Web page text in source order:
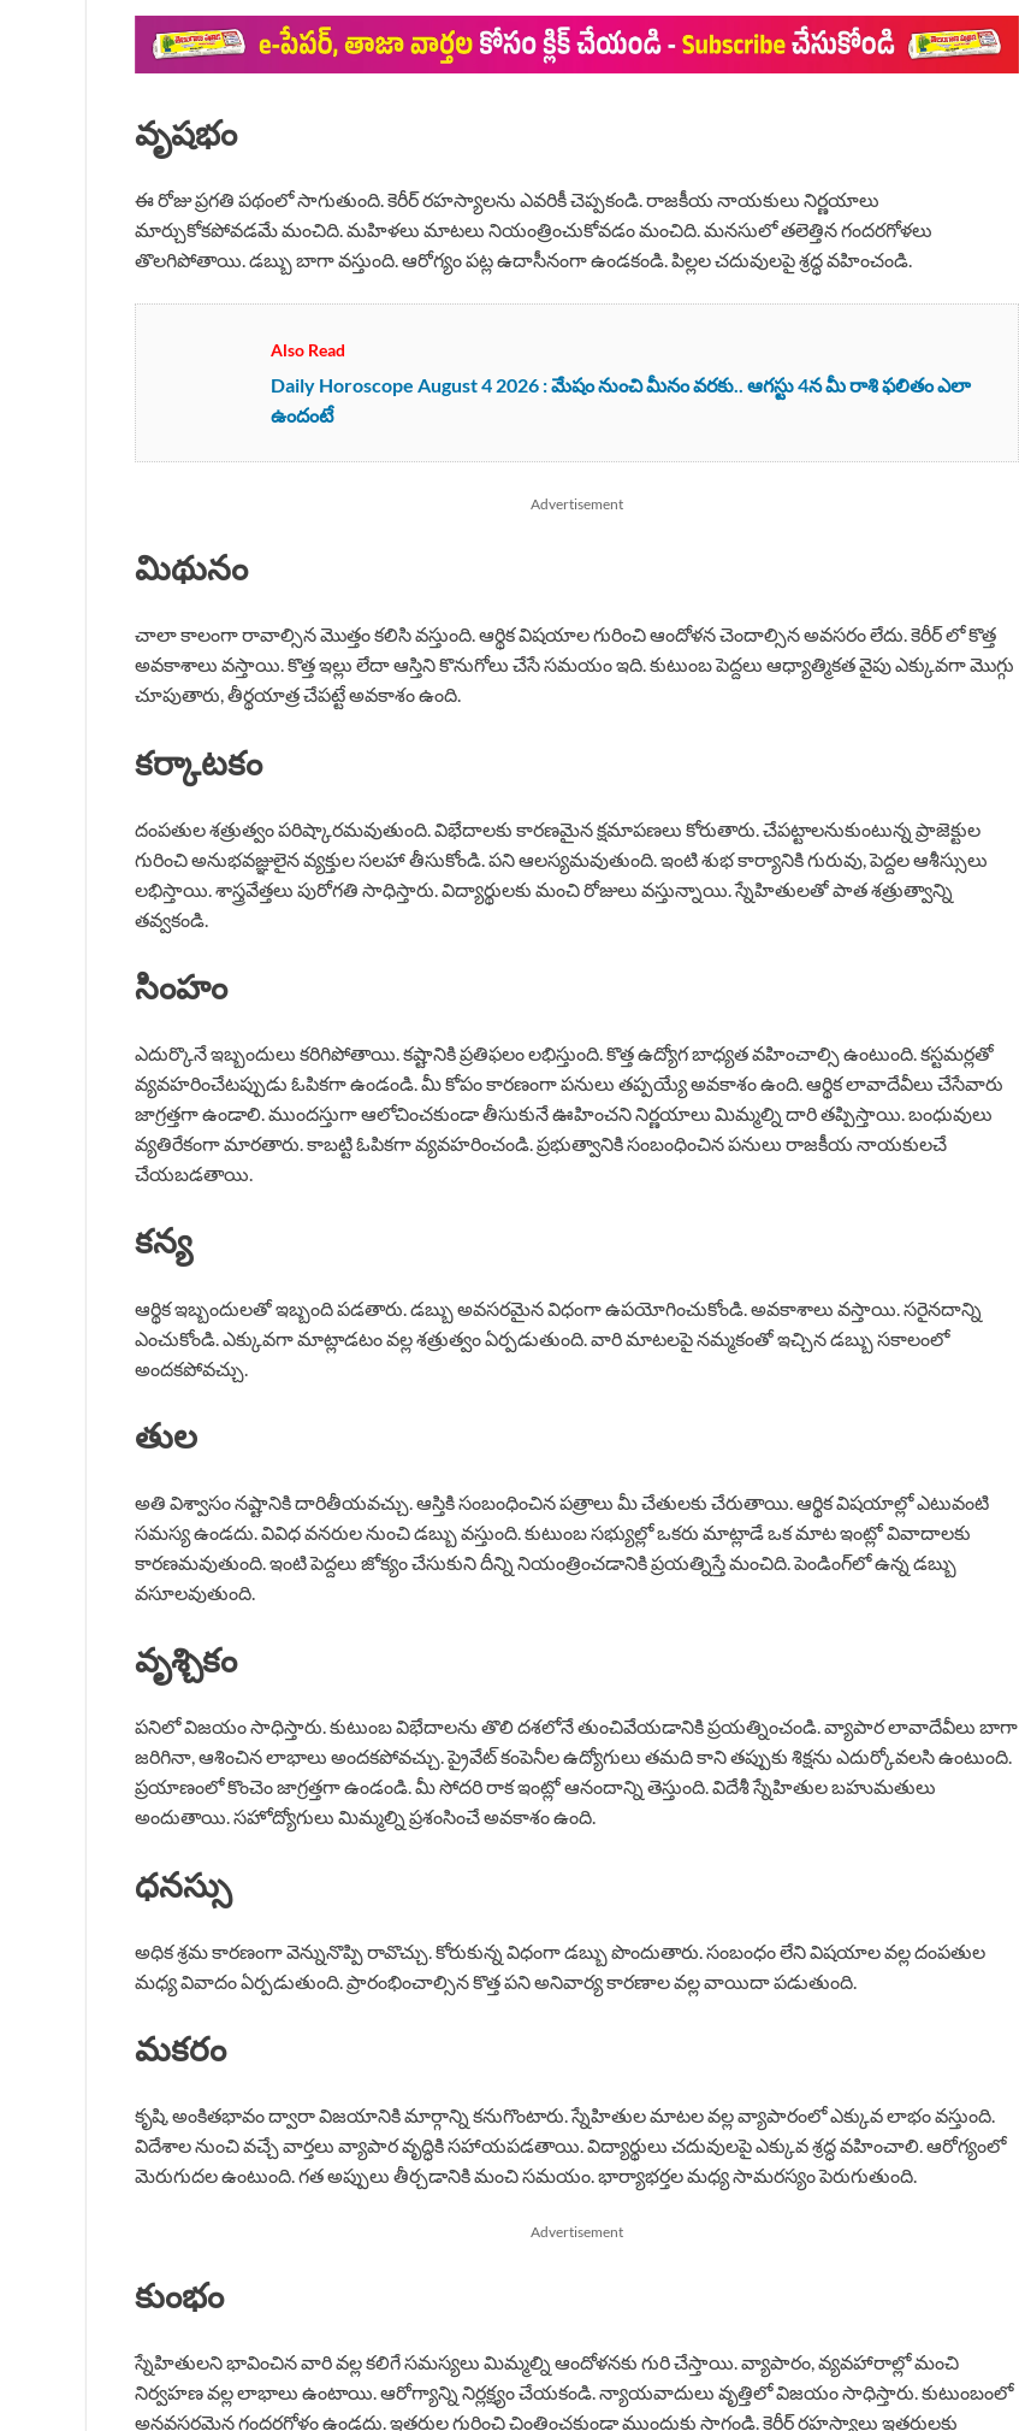
వృషభం
ఈ రోజు ప్రగతి పథంలో సాగుతుంది. కెరీర్ రహస్యాలను ఎవరికీ చెప్పకండి. రాజకీయ నాయకులు నిర్ణయాలు
మార్చుకోకపోవడమే మంచిది. మహిళలు మాటలు నియంత్రించుకోవడం మంచిది. మనసులో తలెత్తిన గందరగోళలు
తొలగిపోతాయి. డబ్బు బాగా వస్తుంది. ఆరోగ్యం పట్ల ఉదాసీనంగా ఉండకండి. పిల్లల చదువులపై శ్రద్ధ వహించండి.
Also Read
Daily Horoscope August 4 2026 : మేషం నుంచి మీనం వరకు.. ఆగస్టు 4న మీ రాశి ఫలితం ఎలా
ఉందంటే
Advertisement
మిథునం
చాలా కాలంగా రావాల్సిన మొత్తం కలిసి వస్తుంది. ఆర్థిక విషయాల గురించి ఆందోళన చెందాల్సిన అవసరం లేదు. కెరీర్ లో కొత్త
అవకాశాలు వస్తాయి. కొత్త ఇల్లు లేదా ఆస్తిని కొనుగోలు చేసే సమయం ఇది. కుటుంబ పెద్దలు ఆధ్యాత్మికత వైపు ఎక్కువగా మొగ్గు
చూపుతారు, తీర్థయాత్ర చేపట్టే అవకాశం ఉంది.
కర్కాటకం
దంపతుల శత్రుత్వం పరిష్కారమవుతుంది. విభేదాలకు కారణమైన క్షమాపణలు కోరుతారు. చేపట్టాలనుకుంటున్న ప్రాజెక్టుల
గురించి అనుభవజ్ఞులైన వ్యక్తుల సలహా తీసుకోండి. పని ఆలస్యమవుతుంది. ఇంటి శుభ కార్యానికి గురువు, పెద్దల ఆశీస్సులు
లభిస్తాయి. శాస్త్రవేత్తలు పురోగతి సాధిస్తారు. విద్యార్థులకు మంచి రోజులు వస్తున్నాయి. స్నేహితులతో పాత శత్రుత్వాన్ని
తవ్వకండి.
సింహం
ఎదుర్కొనే ఇబ్బందులు కరిగిపోతాయి. కష్టానికి ప్రతిఫలం లభిస్తుంది. కొత్త ఉద్యోగ బాధ్యత వహించాల్సి ఉంటుంది. కస్టమర్లతో
వ్యవహరించేటప్పుడు ఓపికగా ఉండండి. మీ కోపం కారణంగా పనులు తప్పయ్యే అవకాశం ఉంది. ఆర్థిక లావాదేవీలు చేసేవారు
జాగ్రత్తగా ఉండాలి. ముందస్తుగా ఆలోచించకుండా తీసుకునే ఊహించని నిర్ణయాలు మిమ్మల్ని దారి తప్పిస్తాయి. బంధువులు
వ్యతిరేకంగా మారతారు. కాబట్టి ఓపికగా వ్యవహరించండి. ప్రభుత్వానికి సంబంధించిన పనులు రాజకీయ నాయకులచే
చేయబడతాయి.
కన్య
ఆర్థిక ఇబ్బందులతో ఇబ్బంది పడతారు. డబ్బు అవసరమైన విధంగా ఉపయోగించుకోండి. అవకాశాలు వస్తాయి. సరైనదాన్ని
ఎంచుకోండి. ఎక్కువగా మాట్లాడటం వల్ల శత్రుత్వం ఏర్పడుతుంది. వారి మాటలపై నమ్మకంతో ఇచ్చిన డబ్బు సకాలంలో
అందకపోవచ్చు.
తుల
అతి విశ్వాసం నష్టానికి దారితీయవచ్చు. ఆస్తికి సంబంధించిన పత్రాలు మీ చేతులకు చేరుతాయి. ఆర్థిక విషయాల్లో ఎటువంటి
సమస్య ఉండదు. వివిధ వనరుల నుంచి డబ్బు వస్తుంది. కుటుంబ సభ్యుల్లో ఒకరు మాట్లాడే ఒక మాట ఇంట్లో వివాదాలకు
కారణమవుతుంది. ఇంటి పెద్దలు జోక్యం చేసుకుని దీన్ని నియంత్రించడానికి ప్రయత్నిస్తే మంచిది. పెండింగ్‌లో ఉన్న డబ్బు
వసూలవుతుంది.
వృశ్చికం
పనిలో విజయం సాధిస్తారు. కుటుంబ విభేదాలను తొలి దశలోనే తుంచివేయడానికి ప్రయత్నించండి. వ్యాపార లావాదేవీలు బాగా
జరిగినా, ఆశించిన లాభాలు అందకపోవచ్చు. ప్రైవేట్ కంపెనీల ఉద్యోగులు తమది కాని తప్పుకు శిక్షను ఎదుర్కోవలసి ఉంటుంది.
ప్రయాణంలో కొంచెం జాగ్రత్తగా ఉండండి. మీ సోదరి రాక ఇంట్లో ఆనందాన్ని తెస్తుంది. విదేశీ స్నేహితుల బహుమతులు
అందుతాయి. సహోద్యోగులు మిమ్మల్ని ప్రశంసించే అవకాశం ఉంది.
ధనస్సు
అధిక శ్రమ కారణంగా వెన్నునొప్పి రావొచ్చు. కోరుకున్న విధంగా డబ్బు పొందుతారు. సంబంధం లేని విషయాల వల్ల దంపతుల
మధ్య వివాదం ఏర్పడుతుంది. ప్రారంభించాల్సిన కొత్త పని అనివార్య కారణాల వల్ల వాయిదా పడుతుంది.
మకరం
కృషి, అంకితభావం ద్వారా విజయానికి మార్గాన్ని కనుగొంటారు. స్నేహితుల మాటల వల్ల వ్యాపారంలో ఎక్కువ లాభం వస్తుంది.
విదేశాల నుంచి వచ్చే వార్తలు వ్యాపార వృద్ధికి సహాయపడతాయి. విద్యార్థులు చదువులపై ఎక్కువ శ్రద్ధ వహించాలి. ఆరోగ్యంలో
మెరుగుదల ఉంటుంది. గత అప్పులు తీర్చడానికి మంచి సమయం. భార్యాభర్తల మధ్య సామరస్యం పెరుగుతుంది.
Advertisement
కుంభం
స్నేహితులని భావించిన వారి వల్ల కలిగే సమస్యలు మిమ్మల్ని ఆందోళనకు గురి చేస్తాయి. వ్యాపారం, వ్యవహారాల్లో మంచి
నిర్వహణ వల్ల లాభాలు ఉంటాయి. ఆరోగ్యాన్ని నిర్లక్ష్యం చేయకండి. న్యాయవాదులు వృత్తిలో విజయం సాధిస్తారు. కుటుంబంలో
అనవసరమైన గందరగోళం ఉండదు. ఇతరుల గురించి చింతించకుండా ముందుకు సాగండి. కెరీర్ రహస్యాలు ఇతరులకు